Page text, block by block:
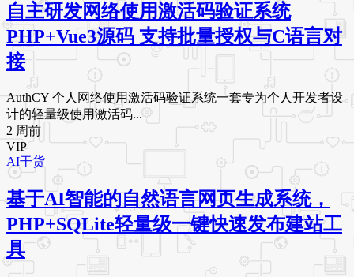
自主研发网络使用激活码验证系统
PHP+Vue3源码 支持批量授权与C语言对
接
AuthCY 个人网络使用激活码验证系统一套专为个人开发者设
计的轻量级使用激活码...
2 周前
VIP
AI干货
基于AI智能的自然语言网页生成系统，
PHP+SQLite轻量级一键快速发布建站工
具